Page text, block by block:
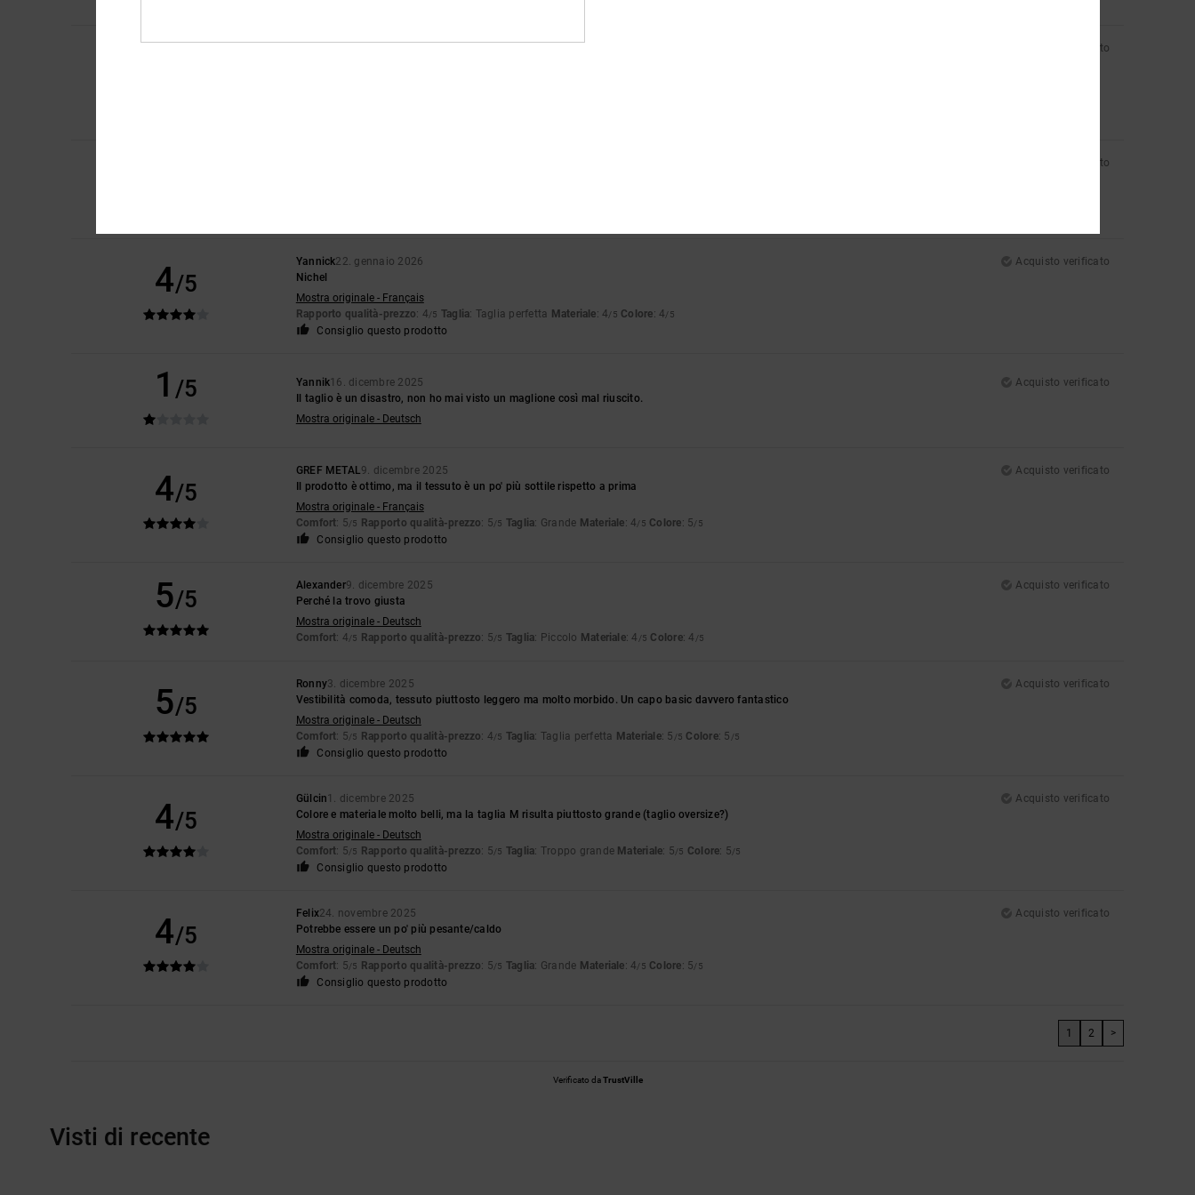
Acquisto verificato
Acquisto verificato
4/5
Yannick22. gennaio 2026
Acquisto verificato
Nichel
Mostra originale - Français
Rapporto qualità-prezzo: 4/5 Taglia: Taglia perfetta Materiale: 4/5 Colore: 4/5
Consiglio questo prodotto
1 /5 Yannik16. dicembre 2025
Acquisto verificato
Il taglio è un disastro, non ho mai visto un maglione così mal riuscito.
Mostra originale - Deutsch
4/5
GREF METAL9. dicembre 2025
Acquisto verificato
Il prodotto è ottimo, ma il tessuto è un po' più sottile rispetto a prima
Mostra originale - Français
Comfort: 5/5 Rapporto qualità-prezzo: 5/5 Taglia: Grande Materiale: 4/5 Colore: 5/5
Consiglio questo prodotto
5/5
Alexander9. dicembre 2025
Acquisto verificato
Perché la trovo giusta
Mostra originale - Deutsch
Comfort: 4/5 Rapporto qualità-prezzo: 5/5 Taglia: Piccolo Materiale: 4 /5 Colore: 4 /5
5/5
Ronny3. dicembre 2025
Acquisto verificato
Vestibilità comoda, tessuto piuttosto leggero ma molto morbido. Un capo basic davvero fantastico
Mostra originale - Deutsch
Comfort: 5/5 Rapporto qualità-prezzo: 4/5 Taglia: Taglia perfetta Materiale: 5 /5 Colore: 5 /5
Consiglio questo prodotto
4/5
Gülcin1. dicembre 2025
Acquisto verificato
Colore e materiale molto belli, ma la taglia M risulta piuttosto grande (taglio oversize?)
Mostra originale - Deutsch
Comfort: 5/5 Rapporto qualità-prezzo: 5/5 Taglia: Troppo grande Materiale: 5/5 Colore: 5/5
Consiglio questo prodotto
4/5
Felix24. novembre 2025
Acquisto verificato
Potrebbe essere un po' più pesante/caldo
Mostra originale - Deutsch
Comfort: 5/5 Rapporto qualità-prezzo: 5/5 Taglia: Grande Materiale: 4/5 Colore: 5/5
Consiglio questo prodotto
1 2 >
Verificato daTrustVille
Visti di recente